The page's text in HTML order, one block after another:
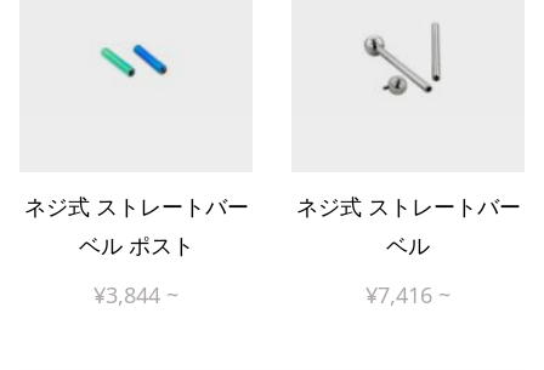
ネジ式 ストレートバー
ベル ポスト
¥3,844 ~
ネジ式 ストレートバー
ベル
¥7,416 ~